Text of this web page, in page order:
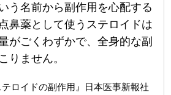
う名前から副作用を心配する
鼻薬として使うステロイドは
がごくわずかで、全身的な副
りません。
テロイドの副作用』日本医事新報社